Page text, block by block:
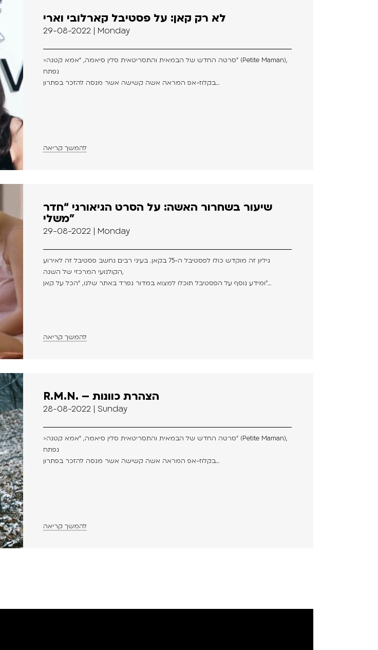
לא רק קאן: על פסטיבל קארלובי וארי
29-08-2022 | Monday
>סרטה החדש של הבמאית והתסריטאית סלין סיאמה, “אמא קטנה” (Petite Maman),
נפתח
בקלוז-אפ המראה אשה קשישה אשר מנסה להזכר בפתרון…
להמשך קריאה
שיעור בשחרור האשה: על הסרט הגיאורגי “חדר
משלי”
29-08-2022 | Monday
גיליון זה מוקדש כולו לפסטיבל ה-75 בקאן. בעיני רבים נחשב פסטיבל זה לאירוע
הקולנועי המרכזי של השנה,
ומידע נוסף על הפסטיבל תוכלו למצוא במדור נפרד באתר שלנו, “הכל על קאן”…
להמשך קריאה
R.M.N. – הצהרת כוונות
28-08-2022 | Sunday
>סרטה החדש של הבמאית והתסריטאית סלין סיאמה, “אמא קטנה” (Petite Maman),
נפתח
בקלוז-אפ המראה אשה קשישה אשר מנסה להזכר בפתרון…
להמשך קריאה